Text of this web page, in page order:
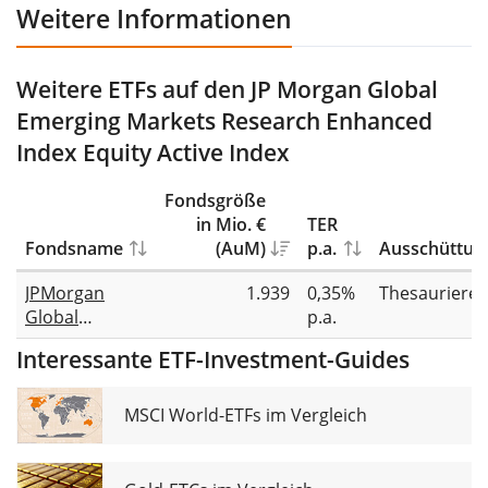
Weitere Informationen
Weitere ETFs auf den JP Morgan Global
Emerging Markets Research Enhanced
Index Equity Active Index
Fondsname
Fondsgröße
in Mio. €
(AuM)
TER
p.a.
JPMorgan
Global
Emerging
Markets
Research
Enhanced
Index Equity
Active UCITS
1.939
0,35%
p.a.
Interessante ETF-Investment-Guides
MSCI World-ETFs im Vergleich